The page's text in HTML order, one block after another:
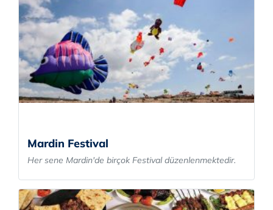
Mardin Festival
Her sene Mardin'de birçok Festival düzenlenmektedir.